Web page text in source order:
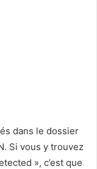
dans le dossier
Si vous y trouvez
», c’est que